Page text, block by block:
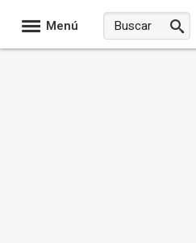
Menú